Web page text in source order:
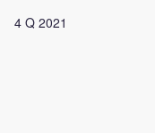
4 Q 2021